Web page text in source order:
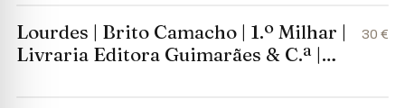
Lourdes | Brito Camacho | 1.º Milhar |
Livraria Editora Guimarães & C.ª |
30 €